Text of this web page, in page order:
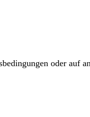
oder auf